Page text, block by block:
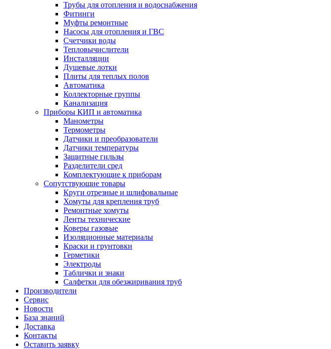
Трубы для отопления и водоснабжения
Фитинги
Муфты ремонтные
Насосы для отопления и ГВС
Счетчики воды
Тепловычислители
Инсталляции
Душевые лотки
Плиты для теплых полов
Автоматика
Коллекторные группы
Канализация
Приборы КИП и автоматика
Манометры
Термометры
Датчики и преобразователи
Датчики температуры
Защитные гильзы
Разделители сред
Комплектующие к приборам
Сопутствующие товары
Круги отрезные и шлифовальные
Хомуты для крепления труб
Ремонтные хомуты
Ленты технические
Коверы газовые
Изоляционные материалы
Краски и грунтовки
Герметики
Электроды
Таблички и знаки
Салфетки для обезжиривания труб
Производители
Сервис
Новости
База знаний
Доставка
Контакты
Оставить заявку